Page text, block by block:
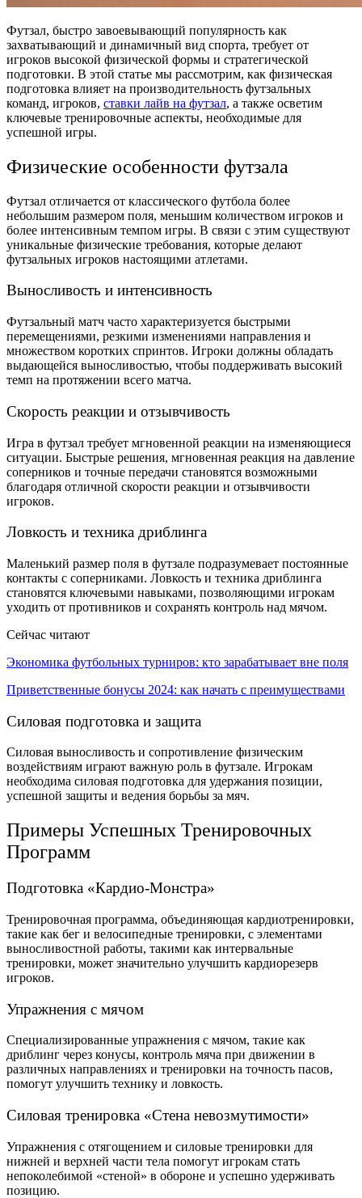
Футзал, быстро завоевывающий популярность как
захватывающий и динамичный вид спорта, требует от
игроков высокой физической формы и стратегической
подготовки. В этой статье мы рассмотрим, как физическая
подготовка влияет на производительность футзальных
команд, игроков, ставки лайв на футзал, а также осветим
ключевые тренировочные аспекты, необходимые для
успешной игры.
Физические особенности футзала
Футзал отличается от классического футбола более
небольшим размером поля, меньшим количеством игроков и
более интенсивным темпом игры. В связи с этим существуют
уникальные физические требования, которые делают
футзальных игроков настоящими атлетами.
Выносливость и интенсивность
Футзальный матч часто характеризуется быстрыми
перемещениями, резкими изменениями направления и
множеством коротких спринтов. Игроки должны обладать
выдающейся выносливостью, чтобы поддерживать высокий
темп на протяжении всего матча.
Скорость реакции и отзывчивость
Игра в футзал требует мгновенной реакции на изменяющиеся
ситуации. Быстрые решения, мгновенная реакция на давление
соперников и точные передачи становятся возможными
благодаря отличной скорости реакции и отзывчивости
игроков.
Ловкость и техника дриблинга
Маленький размер поля в футзале подразумевает постоянные
контакты с соперниками. Ловкость и техника дриблинга
становятся ключевыми навыками, позволяющими игрокам
уходить от противников и сохранять контроль над мячом.
Сейчас читают
Экономика футбольных турниров: кто зарабатывает вне поля
Приветственные бонусы 2024: как начать с преимуществами
Силовая подготовка и защита
Силовая выносливость и сопротивление физическим
воздействиям играют важную роль в футзале. Игрокам
необходима силовая подготовка для удержания позиции,
успешной защиты и ведения борьбы за мяч.
Примеры Успешных Тренировочных
Программ
Подготовка «Кардио-Монстра»
Тренировочная программа, объединяющая кардиотренировки,
такие как бег и велосипедные тренировки, с элементами
выносливостной работы, такими как интервальные
тренировки, может значительно улучшить кардиорезерв
игроков.
Упражнения с мячом
Специализированные упражнения с мячом, такие как
дриблинг через конусы, контроль мяча при движении в
различных направлениях и тренировки на точность пасов,
помогут улучшить технику и ловкость.
Силовая тренировка «Стена невозмутимости»
Упражнения с отягощением и силовые тренировки для
нижней и верхней части тела помогут игрокам стать
непоколебимой «стеной» в обороне и успешно удерживать
позицию.